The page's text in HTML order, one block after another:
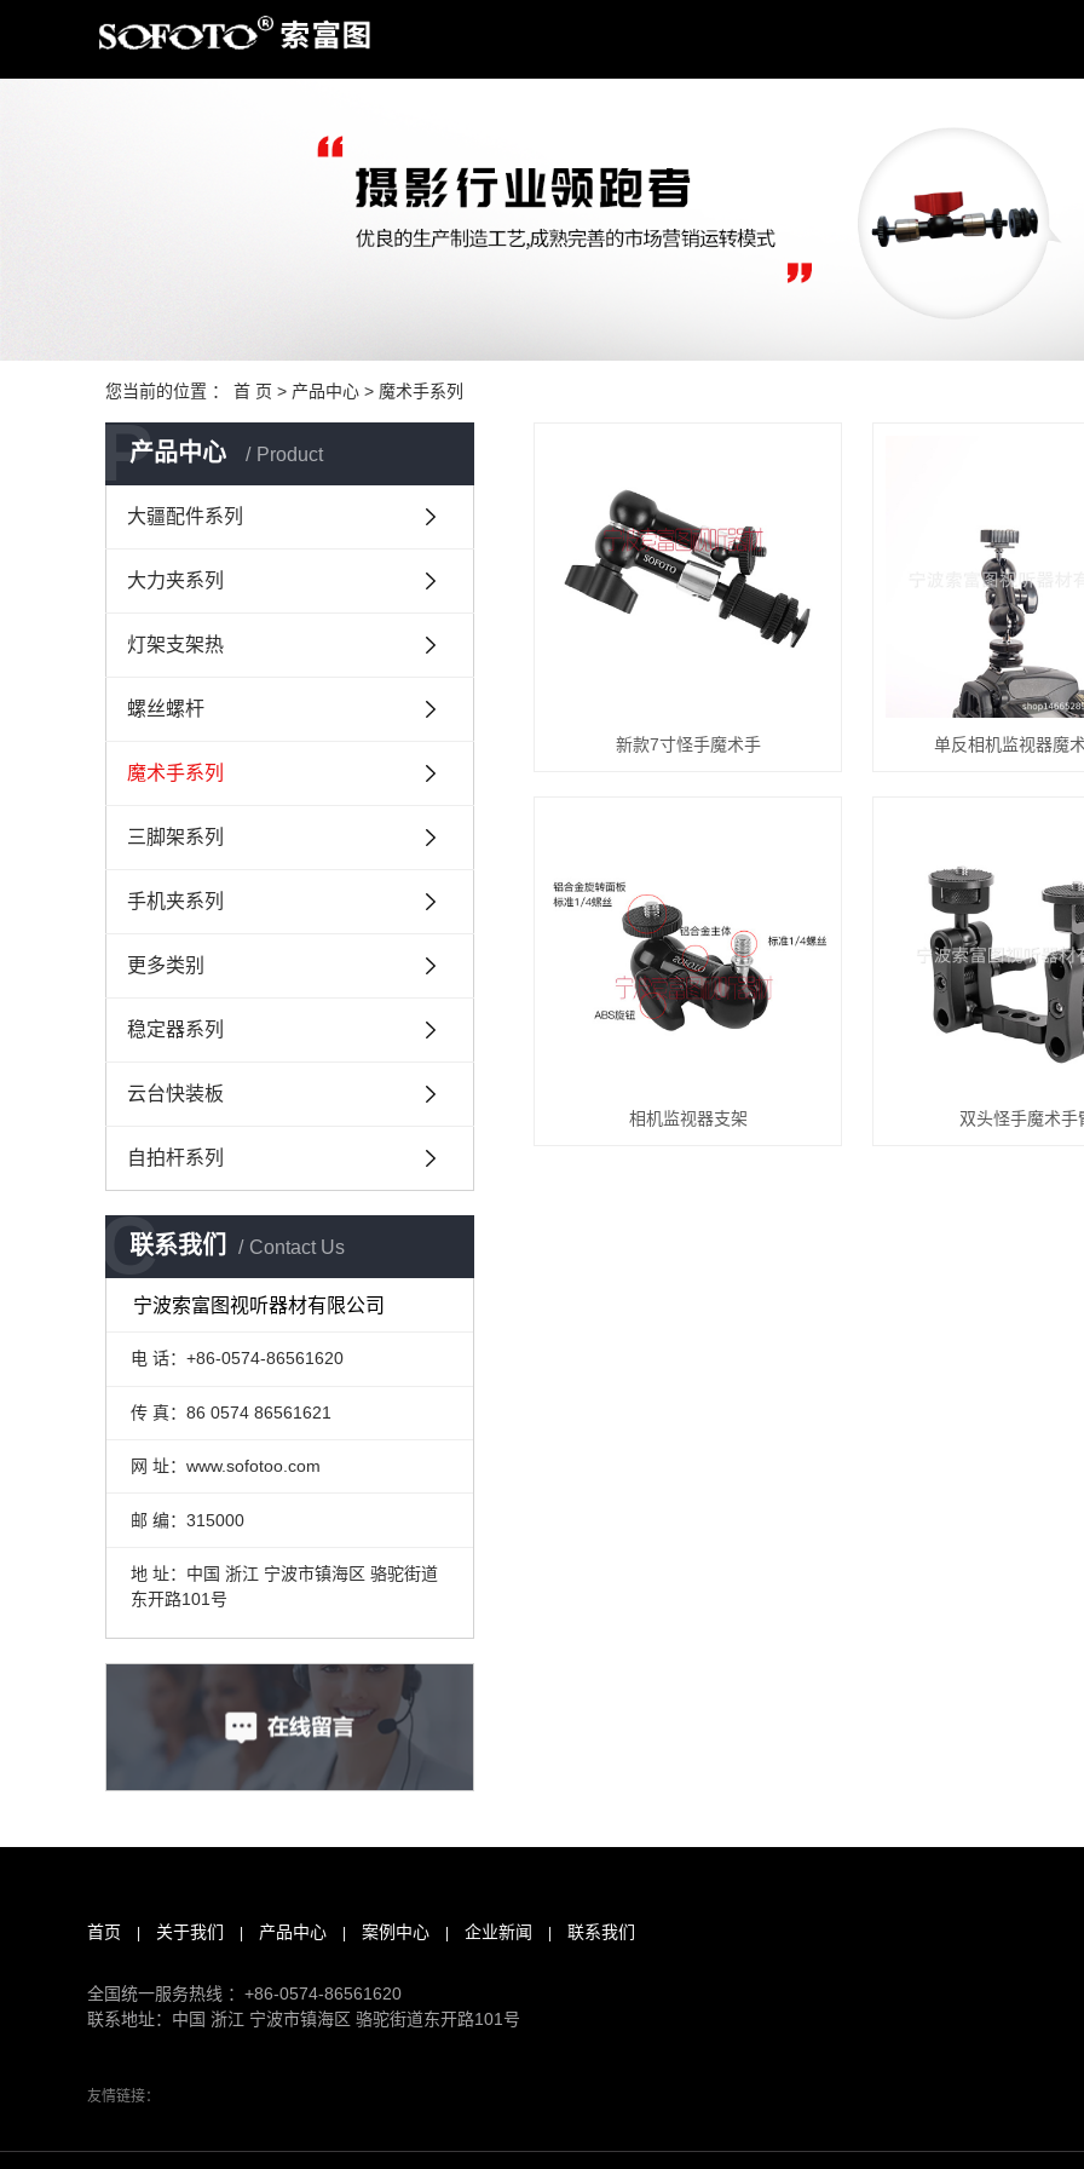
您当前的位置 ： 首 页 > 产品中心 > 魔术手系列
产品中心 Product
P
大疆配件系列
大力夹系列
灯架支架热
螺丝螺杆
魔术手系列
三脚架系列
手机夹系列
更多类别
稳定器系列
云台快装板
自拍杆系列
联系我们 Contact Us
C
宁波索富图视听器材有限公司
电 话：+86-0574-86561620
传 真：86 0574 86561621
网 址：www.sofotoo.com
邮 编：315000
地 址：中国 浙江 宁波市镇海区 骆驼街道
东开路101号
新款7寸怪手魔术手 单反相机监视器魔
相机监视器支架 双头怪手魔术手
首页 关于我们 产品中心 案例中心 企业新闻 联系我们
全国统一服务热线 ：+86-0574-86561620
联系地址：中国 浙江 宁波市镇海区 骆驼街道东开路101号
友情链接：